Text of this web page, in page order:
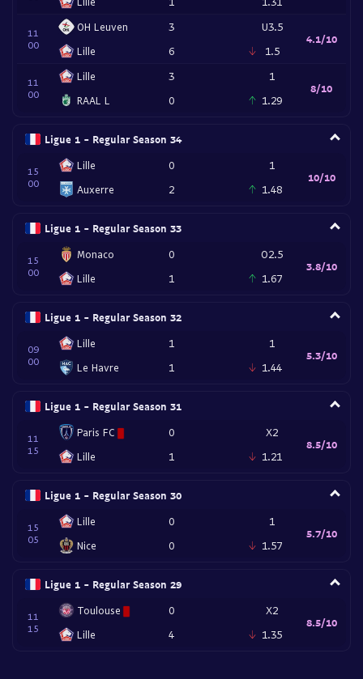
11
00
OH Leuven
Lille
3
6
U3.5
1.5
4.1/10
11
00
Lille
RAAL L
3
0
1
1.29
8/10
Ligue 1 - Regular Season 34
15
00
Lille
Auxerre
0
2
1
1.48
10/10
Ligue 1 - Regular Season 33
15
00
Monaco
Lille
0
1
O2.5
1.67
3.8/10
Ligue 1 - Regular Season 32
09
00
Lille
Le Havre
1
1
1
1.44
5.3/10
Ligue 1 - Regular Season 31
11
15
Paris FC
Lille
0
1
X2
1.21
8.5/10
Ligue 1 - Regular Season 30
15
05
Lille
Nice
0
0
1
1.57
5.7/10
Ligue 1 - Regular Season 29
11
15
Toulouse
Lille
0
4
X2
1.35
8.5/10